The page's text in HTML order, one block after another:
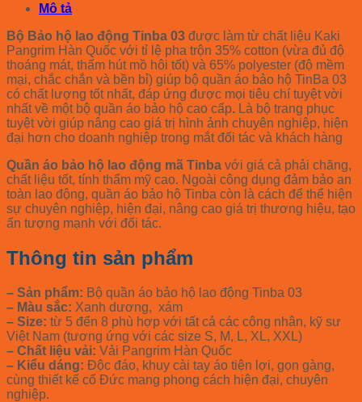
Mô tả
Bộ Bảo hộ lao động Tinba 03 được làm từ chất liệu Kaki
Pangrim Hàn Quốc với tỉ lệ pha trộn 35% cotton (vừa đủ độ
thoáng mát, thấm hút mồ hôi tốt) và 65% polyester (độ mềm
mại, chắc chắn và bền bỉ) giúp bộ quần áo bảo hộ TinBa 03
có chất lượng tốt nhất, đáp ứng được mọi tiêu chí tuyệt vời
nhất về một bộ quần áo bảo hộ cao cấp. Là bộ trang phục
tuyệt vời giúp nâng cao giá trị hình ảnh chuyên nghiệp, hiện
đại hơn cho doanh nghiệp trong mắt đối tác và khách hàng
Quần áo bảo hộ lao động mã Tinba với giá cả phải chăng,
chất liệu tốt, tính thẩm mỹ cao. Ngoài công dụng đảm bảo an
toàn lao động, quần áo bảo hộ Tinba còn là cách để thể hiện
sự chuyên nghiệp, hiện đại, nâng cao giá trị thương hiệu, tạo
ấn tượng mạnh với đối tác.
Thông tin sản phẩm
– Sản phẩm: Bộ quần áo bảo hộ lao động Tinba 03
– Màu sắc: Xanh dương, xám
– Size: từ 5 đến 8 phù hợp với tất cả các công nhân, kỹ sư
Việt Nam (tương ứng với các size S, M, L, XL, XXL)
– Chất liệu vải: Vải Pangrim Hàn Quốc
– Kiểu dáng: Độc đáo, khuy cài tay áo tiện lợi, gọn gàng,
cùng thiết kế cổ Đức mang phong cách hiện đại, chuyên
nghiệp.